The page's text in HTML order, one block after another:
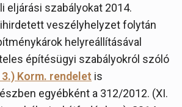
eljárási szabályokat 2014.
veszélyhelyzet folytán
helyreállításával
építésügyi szabályokról szóló
Korm. rendelet is
egyébként a 312/2012. (XI.